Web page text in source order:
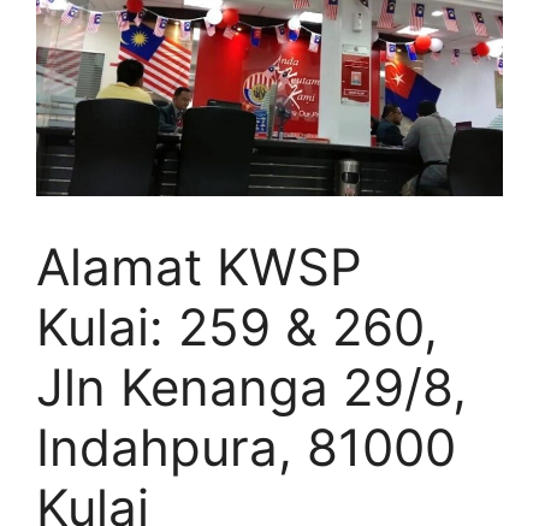
Alamat KWSP
Kulai: 259 & 260,
Jln Kenanga 29/8,
Indahpura, 81000
Kulai